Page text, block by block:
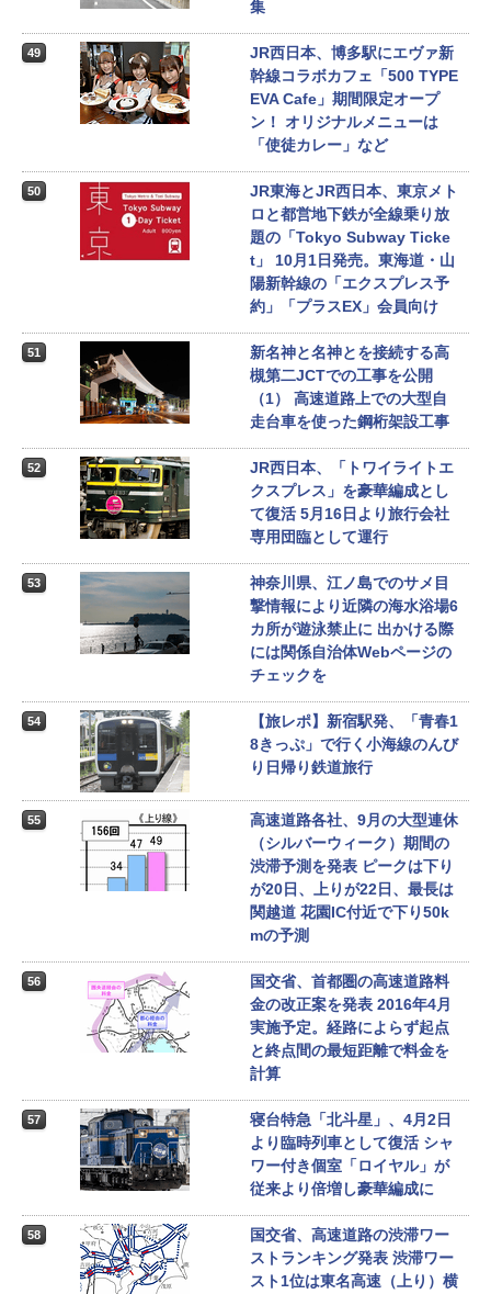
集
49
JR西日本、博多駅にエヴァ新
幹線コラボカフェ「500 TYPE
EVA Cafe」期間限定オープ
ン！ オリジナルメニューは
「使徒カレー」など
50
JR東海とJR西日本、東京メト
ロと都営地下鉄が全線乗り放
題の「Tokyo Subway Ticke
t」 10月1日発売。東海道・山
陽新幹線の「エクスプレス予
約」「プラスEX」会員向け
51
新名神と名神とを接続する高
槻第二JCTでの工事を公開
（1） 高速道路上での大型自
走台車を使った鋼桁架設工事
52
JR西日本、「トワイライトエ
クスプレス」を豪華編成とし
て復活 5月16日より旅行会社
専用団臨として運行
53
神奈川県、江ノ島でのサメ目
撃情報により近隣の海水浴場6
カ所が遊泳禁止に 出かける際
には関係自治体Webページの
チェックを
54
【旅レポ】新宿駅発、「青春1
8きっぷ」で行く小海線のんび
り日帰り鉄道旅行
55
高速道路各社、9月の大型連休
（シルバーウィーク）期間の
渋滞予測を発表 ピークは下り
が20日、上りが22日、最長は
関越道 花園IC付近で下り50k
mの予測
56
国交省、首都圏の高速道路料
金の改正案を発表 2016年4月
実施予定。経路によらず起点
と終点間の最短距離で料金を
計算
57
寝台特急「北斗星」、4月2日
より臨時列車として復活 シャ
ワー付き個室「ロイヤル」が
従来より倍増し豪華編成に
58
国交省、高速道路の渋滞ワー
ストランキング発表 渋滞ワー
スト1位は東名高速（上り）横